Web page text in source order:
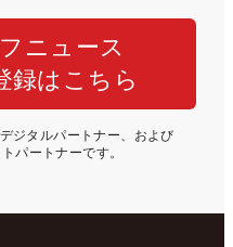
ニュース
録はこちら
ジタルパートナー、および
パートナーです。